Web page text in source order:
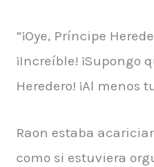
“¡Oye, Príncipe
¡Increíble! ¡Supongo
Heredero! ¡Al menos
Raon estaba
como si estuviera